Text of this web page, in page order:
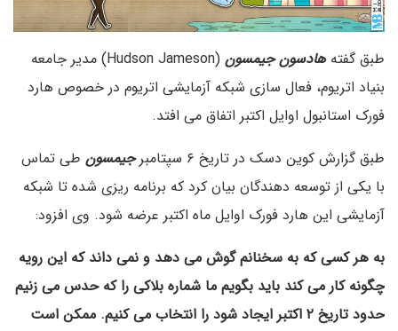
طبق گفتههادسون جیمسون
(Hudson Jameson) مدیر جامعه
بنیاد اتریوم، فعال سازی شبکه آزمایشی اتریوم در خصوص هارد
فورک استانبول اوایل اکتبر اتفاق می افتد.
طبق گزارش کوین دسک در تاریخ ۶ سپتامبر
جیمسون طی تماس
با یکی از توسعه دهندگان بیان کرد که برنامه ریزی شده تا شبکه
آزمایشی این هارد فورک اوایل ماه اکتبر عرضه شود. وی افزود:
به هر کسی که به سخنانم گوش می دهد و نمی داند که این رویه
چگونه کار می کند باید بگویم ما شماره بلاکی را که حدس می زنیم
حدود تاریخ ۲ اکتبر ایجاد شود را انتخاب می کنیم. ممکن است